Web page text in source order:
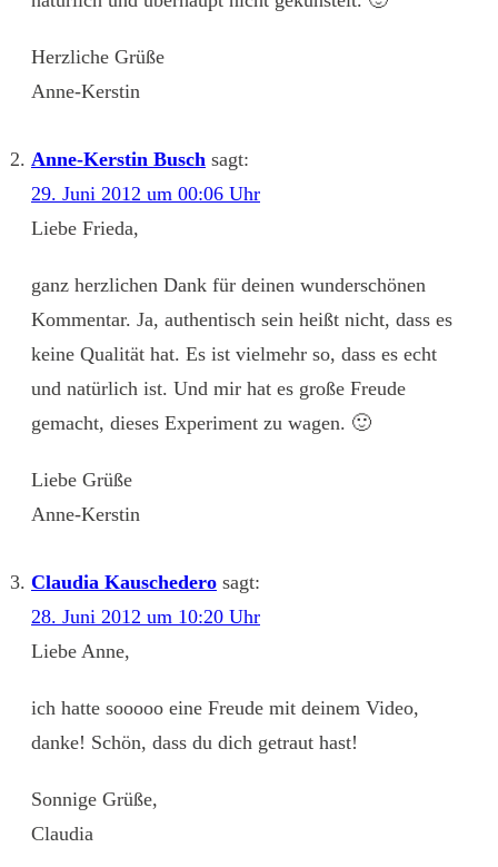
Herzliche Grüße
Anne-Kerstin
Anne-Kerstin Busch sagt:
29. Juni 2012 um 00:06 Uhr
Liebe Frieda,
ganz herzlichen Dank für deinen wunderschönen
Kommentar. Ja, authentisch sein heißt nicht, dass es
keine Qualität hat. Es ist vielmehr so, dass es echt
und natürlich ist. Und mir hat es große Freude
gemacht, dieses Experiment zu wagen. 🙂
Liebe Grüße
Anne-Kerstin
Claudia Kauschedero sagt:
28. Juni 2012 um 10:20 Uhr
Liebe Anne,
ich hatte sooooo eine Freude mit deinem Video,
danke! Schön, dass du dich getraut hast!
Sonnige Grüße,
Claudia